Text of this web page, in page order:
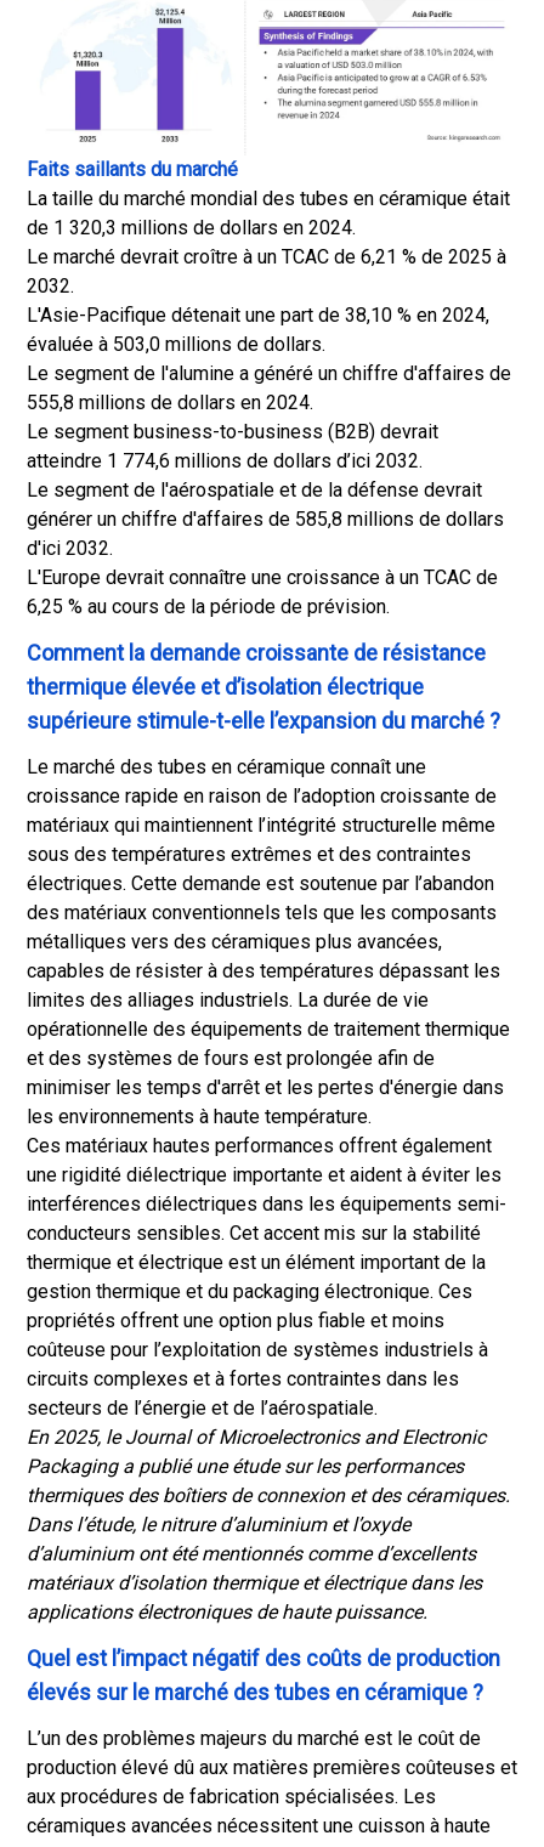
Faits saillants du marché
La taille du marché mondial des tubes en céramique était
de 1 320,3 millions de dollars en 2024.
Le marché devrait croître à un TCAC de 6,21 % de 2025 à
2032.
L'Asie-Pacifique détenait une part de 38,10 % en 2024,
évaluée à 503,0 millions de dollars.
Le segment de l'alumine a généré un chiffre d'affaires de
555,8 millions de dollars en 2024.
Le segment business-to-business (B2B) devrait
atteindre 1 774,6 millions de dollars d’ici 2032.
Le segment de l'aérospatiale et de la défense devrait
générer un chiffre d'affaires de 585,8 millions de dollars
d'ici 2032.
L'Europe devrait connaître une croissance à un TCAC de
6,25 % au cours de la période de prévision.
Comment la demande croissante de résistance
thermique élevée et d’isolation électrique
supérieure stimule-t-elle l’expansion du marché ?
Le marché des tubes en céramique connaît une
croissance rapide en raison de l’adoption croissante de
matériaux qui maintiennent l’intégrité structurelle même
sous des températures extrêmes et des contraintes
électriques. Cette demande est soutenue par l’abandon
des matériaux conventionnels tels que les composants
métalliques vers des céramiques plus avancées,
capables de résister à des températures dépassant les
limites des alliages industriels. La durée de vie
opérationnelle des équipements de traitement thermique
et des systèmes de fours est prolongée afin de
minimiser les temps d'arrêt et les pertes d'énergie dans
les environnements à haute température.
Ces matériaux hautes performances offrent également
une rigidité diélectrique importante et aident à éviter les
interférences diélectriques dans les équipements semi-
conducteurs sensibles. Cet accent mis sur la stabilité
thermique et électrique est un élément important de la
gestion thermique et du packaging électronique. Ces
propriétés offrent une option plus fiable et moins
coûteuse pour l’exploitation de systèmes industriels à
circuits complexes et à fortes contraintes dans les
secteurs de l’énergie et de l’aérospatiale.
En 2025, le Journal of Microelectronics and Electronic
Packaging a publié une étude sur les performances
thermiques des boîtiers de connexion et des céramiques.
Dans l’étude, le nitrure d’aluminium et l’oxyde
d’aluminium ont été mentionnés comme d’excellents
matériaux d’isolation thermique et électrique dans les
applications électroniques de haute puissance.
Quel est l’impact négatif des coûts de production
élevés sur le marché des tubes en céramique ?
L’un des problèmes majeurs du marché est le coût de
production élevé dû aux matières premières coûteuses et
aux procédures de fabrication spécialisées. Les
céramiques avancées nécessitent une cuisson à haute